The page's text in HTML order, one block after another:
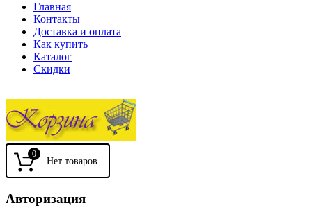
Главная
Контакты
Доставка и оплата
Как купить
Каталог
Скидки
0
Авторизация